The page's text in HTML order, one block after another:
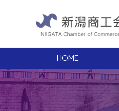
HOME
経営支援
経営相談
無料窓口相談
福利
健康増進サポー